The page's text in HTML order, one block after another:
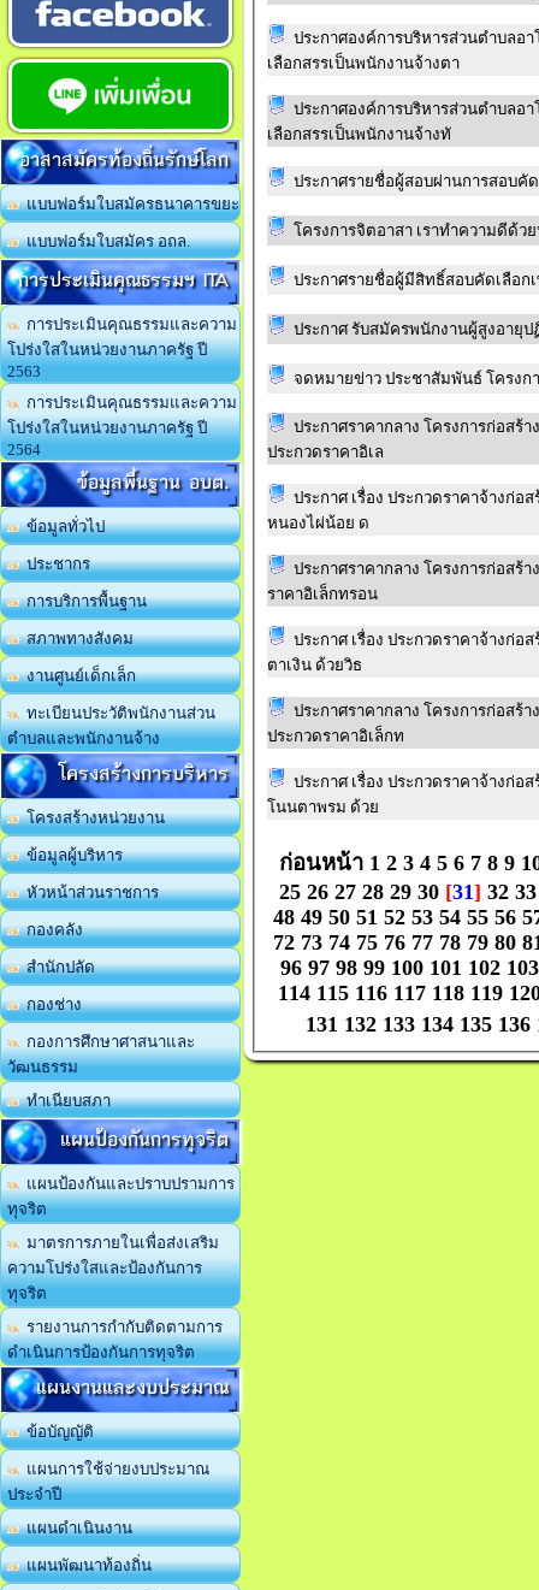
อาสาสมัครท้องถิ่นรักษ์โลก
แบบฟอร์มใบสมัครธนาคารขยะ
แบบฟอร์มใบสมัคร อถล.
การประเมินคุณธรรมฯ ITA
การประเมินคุณธรรมและความ
โปร่งใสในหน่วยงานภาครัฐ ปี
2563
การประเมินคุณธรรมและความ
โปร่งใสในหน่วยงานภาครัฐ ปี
2564
ข้อมูลพื้นฐาน อบต.
ข้อมูลทั่วไป
ประชากร
การบริการพื้นฐาน
สภาพทางสังคม
งานศูนย์เด็กเล็ก
ทะเบียนประวัติพนักงานส่วน
ตำบลและพนักงานจ้าง
โครงสร้างการบริหาร
โครงสร้างหน่วยงาน
ข้อมูลผู้บริหาร
หัวหน้าส่วนราชการ
กองคลัง
สำนักปลัด
กองช่าง
กองการศึกษาศาสนาและ
วัฒนธรรม
ทำเนียบสภา
แผนป้องกันการทุจริต
แผนป้องกันและปราบปรามการ
ทุจริต
มาตรการภายในเพื่อส่งเสริม
ความโปร่งใสและป้องกันการ
ทุจริต
รายงานการกำกับติดตามการ
ดำเนินการป้องกันการทุจริต
แผนงานและงบประมาณ
ข้อบัญญัติ
แผนการใช้จ่ายงบประมาณ
ประจำปี
แผนดำเนินงาน
แผนพัฒนาท้องถิ่น
ประกาศองค์การบริหารส่วนตำบลอ
เลือกสรรเป็นพนักงานจ้างตา
ประกาศองค์การบริหารส่วนตำบลอ
เลือกสรรเป็นพนักงานจ้างทั
ประกาศรายชื่อผู้สอบผ่านการสอบคั
โครงการจิตอาสา เราทำความดีด้ว
ประกาศรายชื่อผู้มีสิทธิ์สอบคัดเลือก
ประกาศ รับสมัครพนักงานผู้สูง
จดหมายข่าว ประชาสัมพันธ์ โครง
ประกาศราคากลาง โครงการก่อสร้
ประกวดราคาอิเล
ประกาศ เรื่อง ประกวดราคาจ้างก่
หนองไผ่น้อย ด
ประกาศราคากลาง โครงการก่อสร้
ราคาอิเล็กทรอน
ประกาศ เรื่อง ประกวดราคาจ้างก่
ตาเงิน ด้วยวิธ
ประกาศราคากลาง โครงการก่อส
ประกวดราคาอิเล็กท
ประกาศ เรื่อง ประกวดราคาจ้างก่
โนนตาพรม ด้วย
ก่อนหน้า 1 2 3 4 5 6 7 8 9
25 26 27 28 29 30 [31] 32 33
48 49 50 51 52 53 54 55 56
72 73 74 75 76 77 78 79 80
96 97 98 99 100 101 102 103
114 115 116 117 118 119
131 132 133 134 135 136